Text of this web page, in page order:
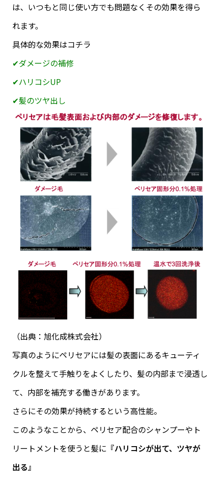
は、いつもと同じ使い方でも問題なくその効果を得ら
れます。
具体的な効果はコチラ
✔︎ダメージの補修
✔︎ハリコシUP
✔︎髪のツヤ出し
（出典：旭化成株式会社）
写真のようにペリセアには髪の表面にあるキューティ
クルを整えて手触りをよくしたり、髪の内部まで浸透し
て、内部を補充する働きがあります。
さらにその効果が持続するという高性能。
このようなことから、ペリセア配合のシャンプーやト
リートメントを使うと髪に 『ハリコシが出て、ツヤが
出る』